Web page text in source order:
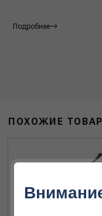
Подробнее
ПОХОЖИЕ